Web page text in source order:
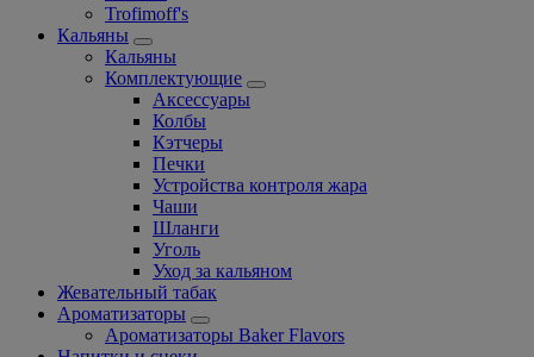
Trofimoff's
Кальяны
Кальяны
Комплектующие
Аксессуары
Колбы
Кэтчеры
Печки
Устройства контроля жара
Чаши
Шланги
Уголь
Уход за кальяном
Жевательный табак
Ароматизаторы
Ароматизаторы Baker Flavors